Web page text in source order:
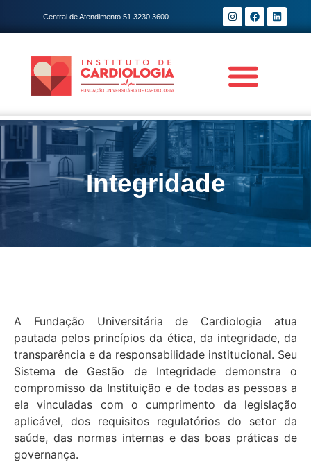
Central de Atendimento 51 3230.3600
Integridade
A Fundação Universitária de Cardiologia atua
pautada pelos princípios da ética, da integridade, da
transparência e da responsabilidade institucional. Seu
Sistema de Gestão de Integridade demonstra o
compromisso da Instituição e de todas as pessoas a
ela vinculadas com o cumprimento da legislação
aplicável, dos requisitos regulatórios do setor da
saúde, das normas internas e das boas práticas de
governança.